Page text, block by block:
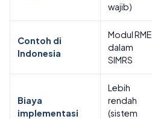
wajib)
Contoh di
Indonesia
Modul RME
dalam
SIMRS
Biaya
implementasi
Lebih
rendah
(sistem